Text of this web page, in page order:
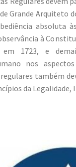
Grande Arquiteto
absoluta
à
1723, e
nos
também
da Legalidade,